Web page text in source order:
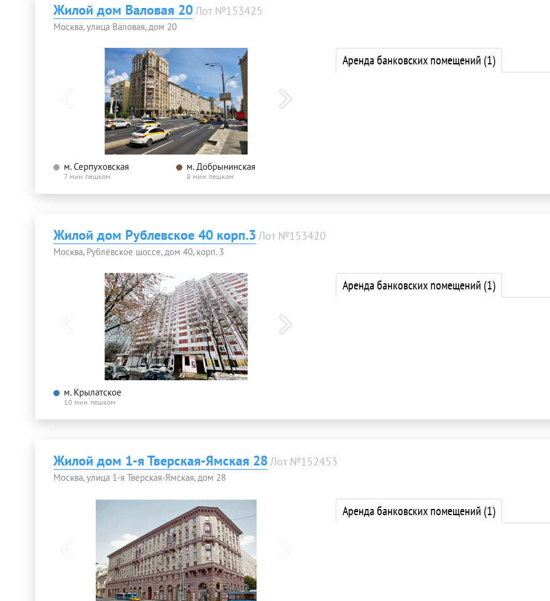
Жилой дом Валовая 20Лот №153425
Москва, улица Валовая, дом 20
м. Серпуховская
7 мин. пешком
м. Добрынинская
8 мин. пешком
Аренда банковских помещений (1)
Жилой дом Рублевское 40 корп.3 Лот №153420
Москва, Рублёвское шоссе, дом 40, корп. 3
м. Крылатское
10 мин. пешком
Аренда банковских помещений (1)
Жилой дом 1-я Тверская-Ямская 28Лот №152453
Москва, улица 1-я Тверская-Ямская, дом 28
Аренда банковских помещений (1)